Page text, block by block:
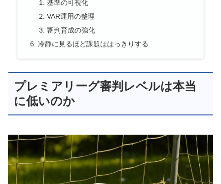
基準の可視化
VAR運用の整理
審判育成の強化
冷静に見るほど課題ははっきりする
プレミアリーグ審判レベルは本当
に低いのか